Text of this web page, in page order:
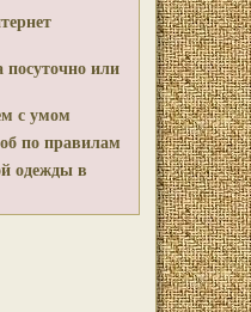
или
с умом
по правилам
одежды в